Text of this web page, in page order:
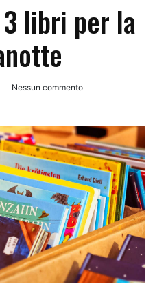
libri per la
Nessun commento